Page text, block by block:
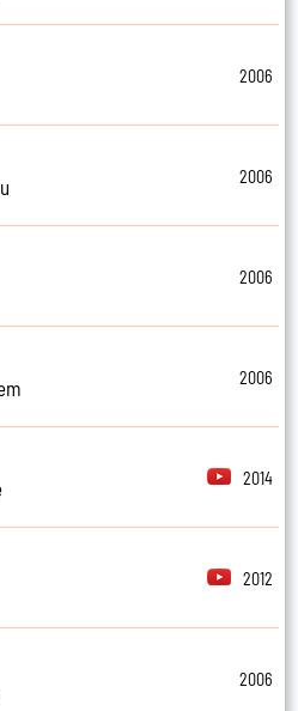
2006
2006
2006
2006
2014
2012
2006